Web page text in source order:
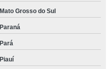
Mato Grosso do Sul
Paraná
Pará
Piauí